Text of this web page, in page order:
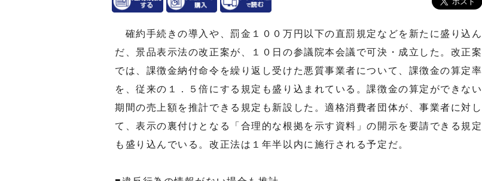
確約手続きの導入や、罰金１００万円以下の直罰規定などを新たに盛り込ん
だ、景品表示法の改正案が、１０日の参議院本会議で可決・成立した。改正案
では、課徴金納付命令を繰り返し受けた悪質事業者について、課徴金の算定率
を、従来の１．５倍にする規定も盛り込まれている。課徴金の算定ができない
期間の売上額を推計できる規定も新設した。適格消費者団体が、事業者に対し
て、表示の裏付けとなる「合理的な根拠を示す資料」の開示を要請できる規定
も盛り込んでいる。改正法は１年半以内に施行される予定だ。